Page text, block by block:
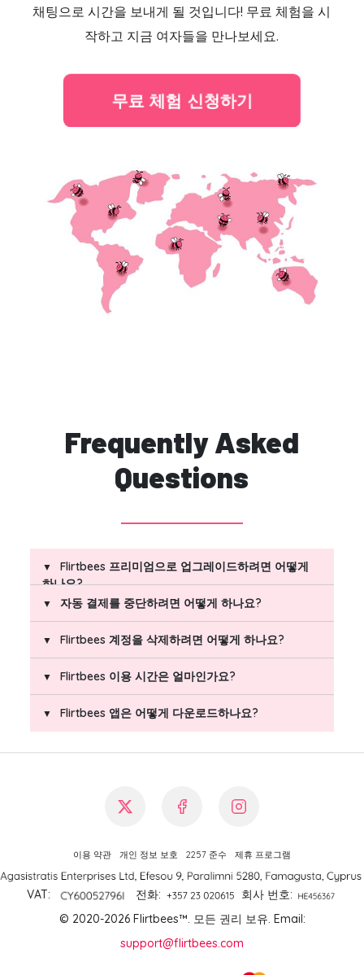
채팅으로 시간을 보내게 될 것입니다! 무료 체험을 시
작하고 지금 여자들을 만나보세요.
무료 체험 신청하기
Frequently Asked
Questions
Flirtbees 프리미엄으로 업그레이드하려면 어떻게
하나요?
르고, 요금제를 선택한 후 보안 결제 페이지에 결제 정보
를 입력하세요. 모든 결제는 USD(미국 달러)로 처리되
며, 환율 변환은 귀하의 은행에서 진행됩니다. 결제가 완
료되면 프리미엄 계정이 자동으로 활성화되며, 선택한
요금제에 포함된 시간이 잔액에 추가됩니다.
자동 결제를 중단하려면 어떻게 하나요?
자동 갱신을 비활성화하려면 Flirtbees 계정에 로그인한
한 다음, '구독'을 선택하고 '구독 취소'를 클릭하세요.
Flirtbees 고객센터에 문의하셔도 됩니다.
Flirtbees 계정을 삭제하려면 어떻게 하나요?
프로필 사진(오른쪽 상단)을 클릭하세요.
요.
Flirtbees 이용 시간은 얼마인가요?
10분 – 7 USD
360분 – 150 USD
Flirtbees 앱은 어떻게 다운로드하나요?
Flirtbees 화상 채팅 앱은 App Store 또는
운로드하세요.
하세요. 해당 버튼은 앱 다운로드 페이지로 직접
연결됩니다.
이용 약관 개인 정보 보호 2257 준수 제휴 프로그램
VAT: 전화: 회사 번호:
© 2020-2026 Flirtbees™. 모든 권리 보유. Email:
support@flirtbees.com